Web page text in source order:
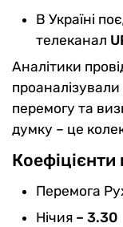
В Україні
телеканал
Аналітики
перемогу та
думку – це
Перемога
Нічия – 3.30